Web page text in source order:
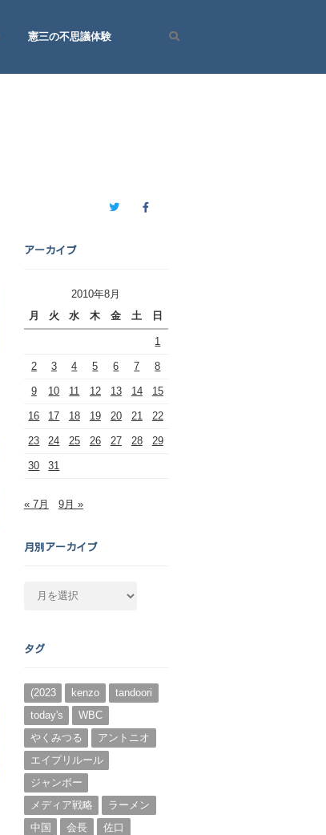
憲三の不思議体験
TwitterFacebook
アーカイブ
2010年8月
月
火 水 木 金 土 日
1
2 3 4 5 6 7 8
9 10 11 12 13 14 15
16 17 18 19 20 21 22
23 24 25 26 27 28 29
30 31
« 7月 9月 »
月別アーカイブ
カ
ブ
タグ
(2023 kenzo
tandoori
today's
WBC
やくみつる
アントニオ
エイプリルール
ジャンボー
メディア戦略
ラーメン
中国
会長
佐口